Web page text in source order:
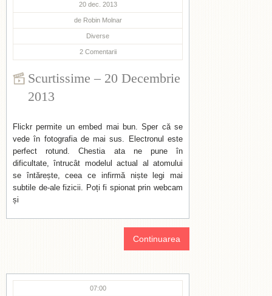
20 dec. 2013
de Robin Molnar
Diverse
2 Comentarii
Scurtissime – 20 Decembrie
2013
Flickr permite un embed mai bun. Sper că se
vede în fotografia de mai sus. Electronul este
perfect rotund. Chestia ata ne pune în
dificultate, întrucât modelul actual al atomului
se întărește, ceea ce infirmă niște legi mai
subtile de-ale fizicii. Poți fi spionat prin webcam
și
Continuarea
07:00